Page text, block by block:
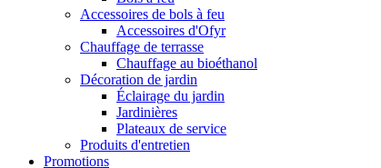
Accessoires de bols à feu
Accessoires d'Ofyr
Chauffage de terrasse
Chauffage au bioéthanol
Décoration de jardin
Éclairage du jardin
Jardinières
Plateaux de service
Produits d'entretien
Promotions